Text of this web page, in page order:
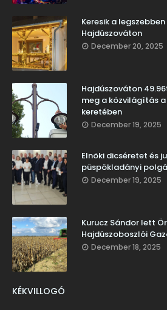
Keresik a
Hajdúszováton
December 20, 2025
Hajdúszováton
meg a közvilágítás
keretében
December 19, 2025
Elnöki dicséretet és
püspökladányi
December 19, 2025
Kurucz Sándor lett
Hajdúszoboszlói
December 18, 2025
KÉKVILLOGÓ